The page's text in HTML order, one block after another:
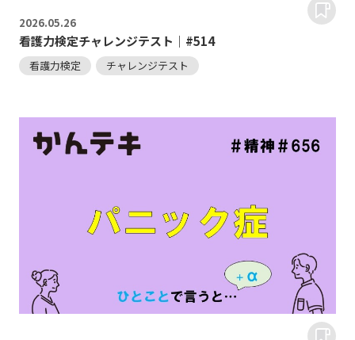
2026.05.26
看護力検定チャレンジテスト｜#514
看護力検定 チャレンジテスト